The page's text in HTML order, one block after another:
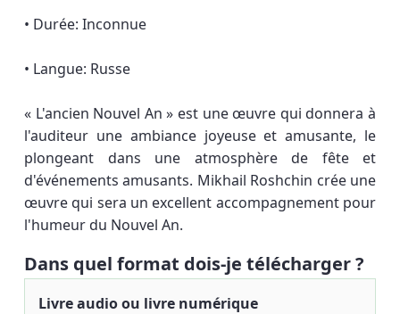
• Durée: Inconnue
• Langue: Russe
« L'ancien Nouvel An » est une œuvre qui donnera à
l'auditeur une ambiance joyeuse et amusante, le
plongeant dans une atmosphère de fête et
d'événements amusants. Mikhail Roshchin crée une
œuvre qui sera un excellent accompagnement pour
l'humeur du Nouvel An.
Dans quel format dois-je télécharger ?
Livre audio ou livre numérique